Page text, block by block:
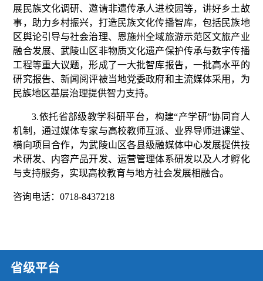
展民族文化调研、邀请非遗传承人进校园等，讲好乡土故
事，助力乡村振兴，打造民族文化传播智库，包括民族地
区舆论引导与社会治理、恩施州全域旅游示范区文旅产业
融合发展、武陵山区非物质文化遗产保护传承与数字传播
工程等重大议题，形成了一大批智库报告，一批高水平的
研究报告、新闻阅评被当地党委政府和主流媒体采用，为
民族地区基层治理提供智力支持。
3.依托省部级教学科研平台，构建“产学研”协同育人
机制，通过媒体专家与高校教师互派、业界导师进课堂、
横向项目合作，为武陵山区各县级融媒体中心发展提供技
术研发、内容产品开发、运营管理体系研发以及人才孵化
与支持服务，实现高校教育与地方社会发展相融合。
咨询电话：0718-8437218
省级平台